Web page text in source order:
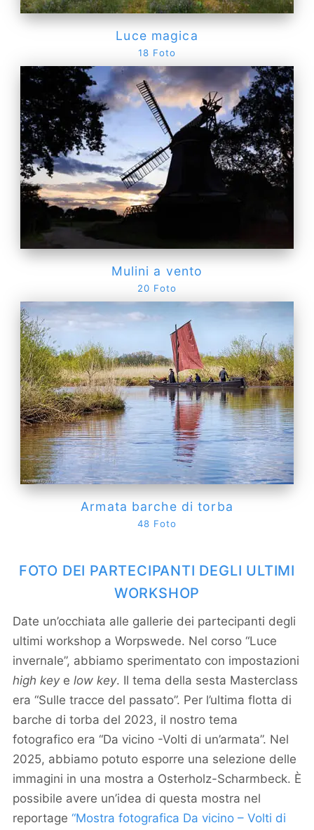
Luce magica
18 Foto
Mulini a vento
20 Foto
Armata barche di torba
48 Foto
FOTO DEI PARTECIPANTI DEGLI ULTIMI
WORKSHOP
Date un’occhiata alle gallerie dei partecipanti degli
ultimi workshop a Worpswede. Nel corso “Luce
invernale”, abbiamo sperimentato con impostazioni
high keye low key. Il tema della sesta Masterclass
era “Sulle tracce del passato”. Per l’ultima flotta di
barche di torba del 2023, il nostro tema
fotografico era “Da vicino -Volti di un’armata”. Nel
2025, abbiamo potuto esporre una selezione delle
immagini in una mostra a Osterholz-Scharmbeck. È
possibile avere un’idea di questa mostra nel
reportage “Mostra fotografica Da vicino – Volti di